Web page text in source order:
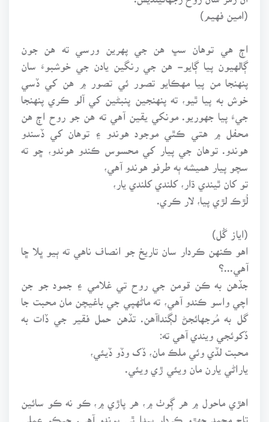
(امين فهيم)
اڄ هي توهان سڀ هن جي پهرين ورسي ته هن جون
ڳالهيون پيا ڳايو- هن جي رنگين يادن جي خوشبوءَ سان
پنهنجا من پيا مهڪايو تصور ئي تصور ۾ هن کي ڏسي
خوش به پيا ٿيو، ته پنهنجين پنبڻين کي آلو ڪري پنهنجا
جيءَ پيا جهوريو. مونکي يقين آهي ته هن جو روح اڄ هن
محفل ۾ هتي ڪٿي موجود هوندو ۽ توهان کي ڏسندو
هوندو. توهان جي پيار کي محسوس ڪندو هوندو، ڇو ته
سچو پيار هميشه ٻه طرفو هوندو آهي،
تو کان ٿيندي ڌار، کلندي کلندي يار،
لُڙڪ لڙي پيا، لار ڪري.
(اياز گُل)
اهو ڪنهن ڪردار سان تاريخ جو انصاف ناهي ته ٻيو ڀلا ڇا
آهي...؟
جڏهن به ڪن قومن جي روح تي غلامي ۽ جمود جو جن
اچي واسو ڪندو آهي، ته ماڻهپي جي باغيچن مان محبت جا
گل به مُرجهائجڻ لڳنداآهن. تڏهن حمل فقير جي ڏات به
ڏکوئجي ويندي آهي ته:
محبت لڏي وئي ملڪ مان، ڏک وڏو ڏيئي،
ياراڻي يارن مان ويئي ڙي ويئي.
اهڙي ماحول ۾ هر ڳوٺ ۾، هر پاڙي ۾، ڪو نه ڪو سائين
تاج محمد جهڙو ڪردار پيدا ٿي پوندو آهي، جيڪو عملي